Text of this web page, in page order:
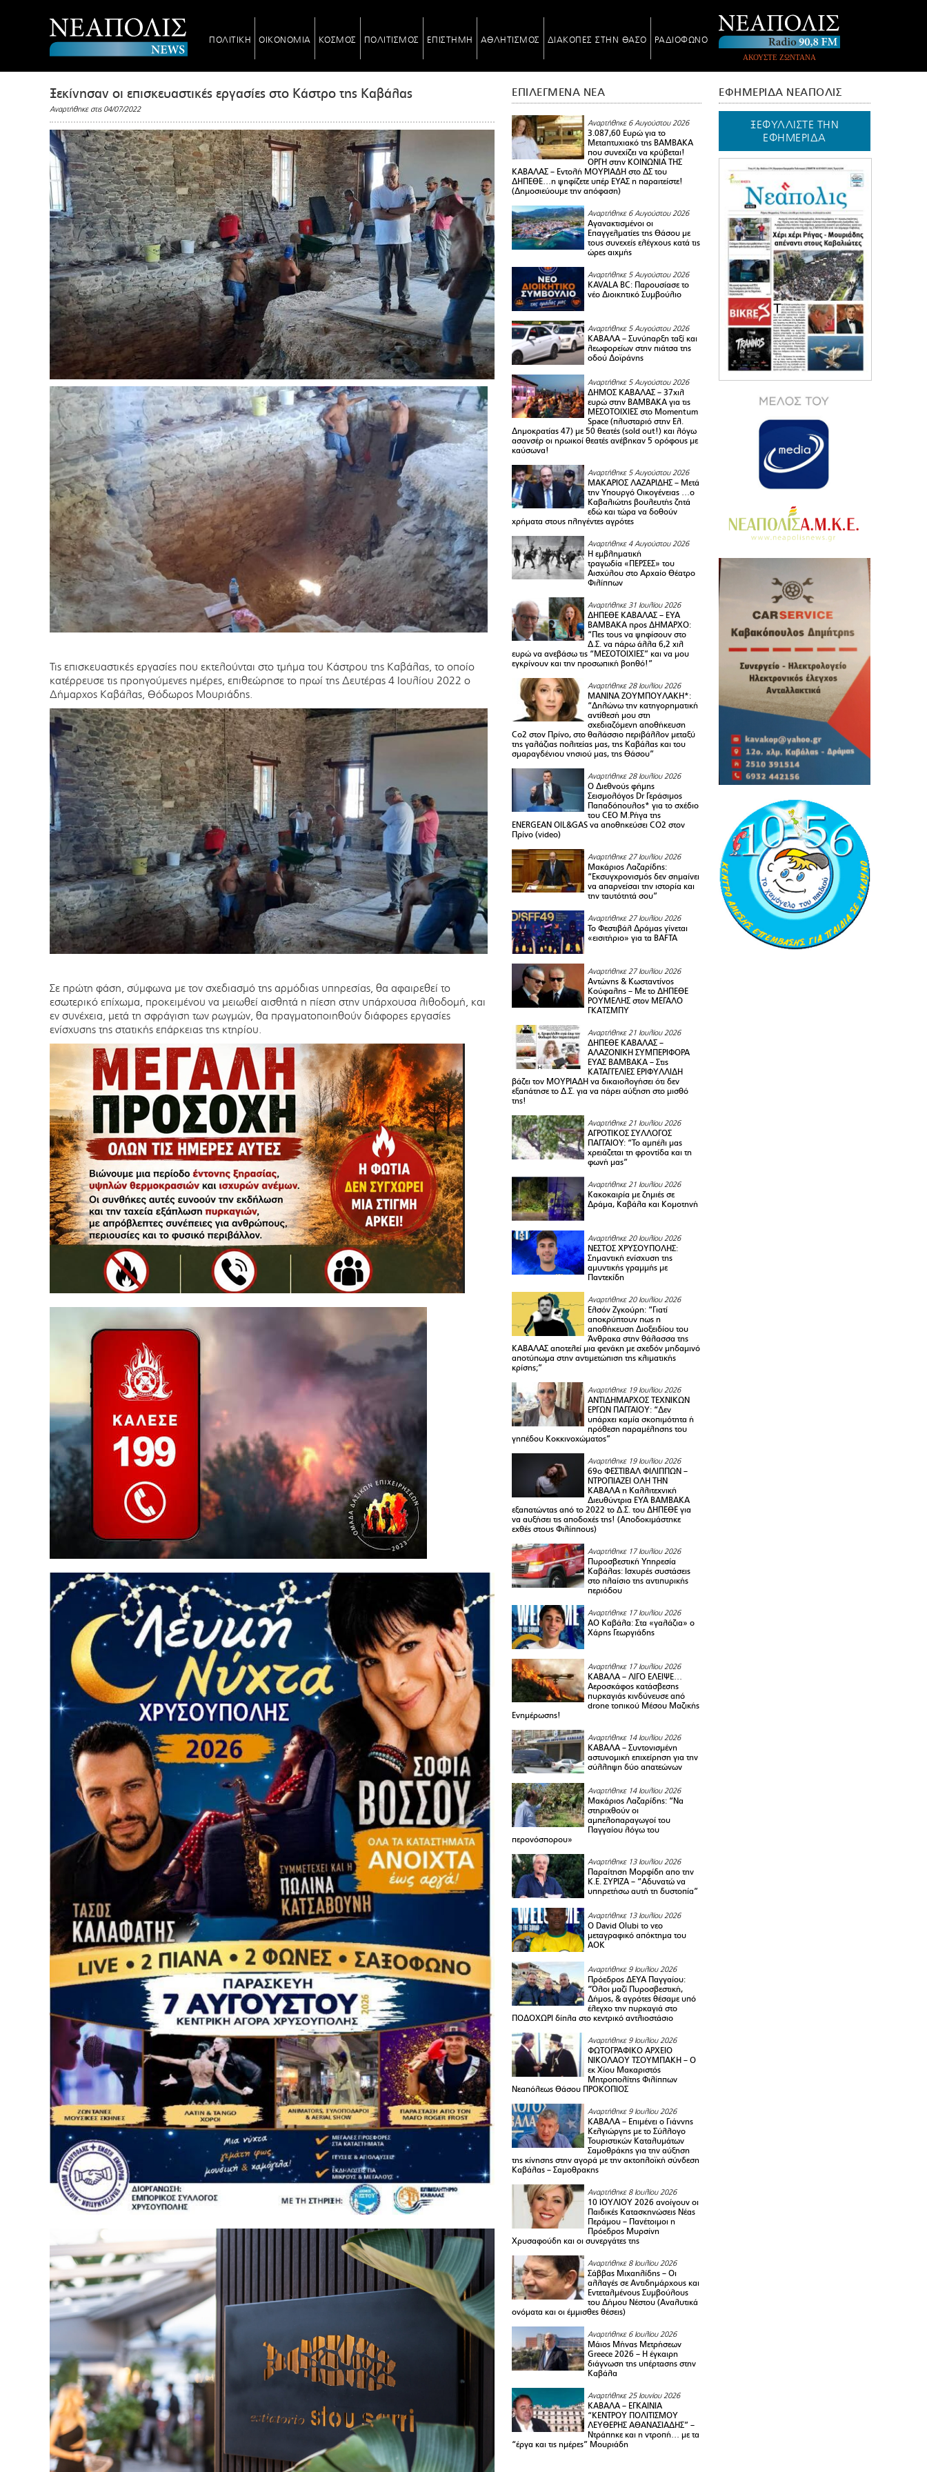
ΠΟΛΙΤΙΚΗ ΟΙΚΟΝΟΜΙΑ ΚΟΣΜΟΣ ΠΟΛΙΤΙΣΜΟΣ ΕΠΙΣΤΗΜΗ ΑΘΛΗΤΙΣΜΟΣ ΔΙΑΚΟΠΕΣ ΣΤΗΝ ΘΑΣΟ ΡΑΔΙΟΦΩΝΟ
ΑΚΟΥΣΤΕ ΖΩΝΤΑΝΑ
Ξεκίνησαν οι επισκευαστικές εργασίες στο Κάστρο της Καβάλας
Αναρτήθηκε στις 04/07/2022
Τις επισκευαστικές εργασίες που εκτελούνται στο τμήμα του Κάστρου της Καβάλας, το οποίο
κατέρρευσε τις προηγούμενες ημέρες, επιθεώρησε το πρωί της Δευτέρας 4 Ιουλίου 2022 ο
Δήμαρχος Καβάλας, Θόδωρος Μουριάδης.
Σε πρώτη φάση, σύμφωνα με τον σχεδιασμό της αρμόδιας υπηρεσίας, θα αφαιρεθεί το
εσωτερικό επίχωμα, προκειμένου να μειωθεί αισθητά η πίεση στην υπάρχουσα λιθοδομή, και
εν συνέχεια, μετά τη σφράγιση των ρωγμών, θα πραγματοποιηθούν διάφορες εργασίες
ενίσχυσης της στατικής επάρκειας της κτηρίου.
ΕΠΙΛΕΓΜΕΝΑ ΝΕΑ
Αναρτήθηκε 6 Αυγούστου 2026
3.087,60 Ευρώ για το
Μεταπτυχιακό της ΒΑΜΒΑΚΑ
που συνεχίζει να κρύβεται!
ΟΡΓΗ στην ΚΟΙΝΩΝΙΑ ΤΗΣ
ΚΑΒΑΛΑΣ – Εντολή ΜΟΥΡΙΑΔΗ στο ΔΣ του
ΔΗΠΕΘΕ…η ψηφίζετε υπέρ ΕΥΑΣ η παραιτείστε!
(Δημοσιεύουμε την απόφαση)
Αναρτήθηκε 6 Αυγούστου 2026
Αγανακτισμένοι οι
Επαγγελματίες της Θάσου με
τους συνεχείς ελέγχους κατά τις
ώρες αιχμής
Αναρτήθηκε 5 Αυγούστου 2026
KAVALA BC: Παρουσίασε το
νέο Διοικητικό Συμβούλιο
Αναρτήθηκε 5 Αυγούστου 2026
ΚΑΒΑΛΑ – Συνύπαρξη ταξί και
λεωφορείων στην πιάτσα της
οδού Δοϊράνης
Αναρτήθηκε 5 Αυγούστου 2026
ΔΗΜΟΣ ΚΑΒΑΛΑΣ – 37χιλ
ευρώ στην ΒΑΜΒΑΚΑ για τις
ΜΕΣΟΤΟΙΧΙΕΣ στο Momentum
Space (πλυσταριό στην Ελ.
Δημοκρατίας 47) με 50 θεατές (sold out!) και λόγω
ασανσέρ οι ηρωικοί θεατές ανέβηκαν 5 ορόφους με
καύσωνα!
Αναρτήθηκε 5 Αυγούστου 2026
ΜΑΚΑΡΙΟΣ ΛΑΖΑΡΙΔΗΣ – Μετά
την Υπουργό Οικογένειας …ο
Καβαλιώτης βουλευτής ζητά
εδώ και τώρα να δοθούν
χρήματα στους πληγέντες αγρότες
Αναρτήθηκε 4 Αυγούστου 2026
Η εμβληματική
τραγωδία «ΠΕΡΣΕΣ» του
Αισχύλου στο Αρχαίο Θέατρο
Φιλίππων
Αναρτήθηκε 31 Ιουλίου 2026
ΔΗΠΕΘΕ ΚΑΒΑΛΑΣ – ΕΥΑ
ΒΑΜΒΑΚΑ προς ΔΗΜΑΡΧΟ:
“Πες τους να ψηφίσουν στο
Δ.Σ. να πάρω άλλα 6,2 χιλ
ευρώ να ανεβάσω τις “ΜΕΣΟΤΟΙΧΙΕΣ” και να μου
εγκρίνουν και την προσωπική βοηθό!”
Αναρτήθηκε 28 Ιουλίου 2026
ΜΑΝΙΝΑ ΖΟΥΜΠΟΥΛΑΚΗ*:
“Δηλώνω την κατηγορηματική
αντίθεσή μου στη
σχεδιαζόμενη αποθήκευση
Co2 στον Πρίνο, στο θαλάσσιο περιβάλλον μεταξύ
της γαλάζιας πολιτείας μας, της Καβάλας και του
σμαραγδένιου νησιού μας, της Θάσου”
Αναρτήθηκε 28 Ιουλίου 2026
Ο Διεθνούς φήμης
Σεισμολόγος Dr Γεράσιμος
Παπαδόπουλος* για το σχέδιο
του CEO M.Ρήγα της
ENERGEAN OIL&GAS να αποθηκεύσει CO2 στον
Πρίνο (video)
Αναρτήθηκε 27 Ιουλίου 2026
Μακάριος Λαζαρίδης:
“Εκσυγχρονισμός δεν σημαίνει
να απαρνείσαι την ιστορία και
την ταυτότητά σου”
Αναρτήθηκε 27 Ιουλίου 2026
Το Φεστιβάλ Δράμας γίνεται
«εισιτήριο» για τα BAFTA
Αναρτήθηκε 27 Ιουλίου 2026
Αντώνης & Κωσταντίνος
Κούφαλης – Με το ΔΗΠΕΘΕ
ΡΟΥΜΕΛΗΣ στον ΜΕΓΑΛΟ
ΓΚΑΤΣΜΠΥ
Αναρτήθηκε 21 Ιουλίου 2026
ΔΗΠΕΘΕ ΚΑΒΑΛΑΣ –
ΑΛΑΖΟΝΙΚΗ ΣΥΜΠΕΡΙΦΟΡΑ
ΕΥΑΣ ΒΑΜΒΑΚΑ – Στις
ΚΑΤΑΓΓΕΛΙΕΣ ΕΡΙΦΥΛΛΙΔΗ
βάζει τον ΜΟΥΡΙΑΔΗ να δικαιολογήσει ότι δεν
εξαπάτησε το Δ.Σ. για να πάρει αύξηση στο μισθό
της!
Αναρτήθηκε 21 Ιουλίου 2026
ΑΓΡΟΤΙΚΟΣ ΣΥΛΛΟΓΟΣ
ΠΑΓΓΑΙΟY: “Το αμπέλι μας
χρειάζεται τη φροντίδα και τη
φωνή μας”
Αναρτήθηκε 21 Ιουλίου 2026
Κακοκαιρία με ζημιές σε
Δράμα, Καβάλα και Κομοτηνή
Αναρτήθηκε 20 Ιουλίου 2026
ΝΕΣΤΟΣ ΧΡΥΣΟΥΠΟΛΗΣ:
Σημαντική ενίσχυση της
αμυντικής γραμμής με
Παντεκίδη
Αναρτήθηκε 20 Ιουλίου 2026
Ελσόν Ζγκούρη: “Γιατί
αποκρύπτουν πως η
αποθήκευση Διοξειδίου του
Άνθρακα στην θάλασσα της
ΚΑΒΑΛΑΣ αποτελεί μια φενάκη με σχεδόν μηδαμινό
αποτύπωμα στην αντιμετώπιση της κλιματικής
κρίσης;”
Αναρτήθηκε 19 Ιουλίου 2026
ΑΝΤΙΔΗΜΑΡΧΟΣ ΤΕΧΝΙΚΩΝ
ΕΡΓΩΝ ΠΑΓΓΑΙΟΥ: “Δεν
υπάρχει καμία σκοπιμότητα ή
πρόθεση παραμέλησης του
γηπέδου Κοκκινοχώματος”
Αναρτήθηκε 19 Ιουλίου 2026
69ο ΦΕΣΤΙΒΑΛ ΦΙΛΙΠΠΩΝ –
ΝΤΡΟΠΙΑΖΕΙ ΟΛΗ ΤΗΝ
ΚΑΒΑΛΑ η Καλλιτεχνική
Διευθύντρια ΕΥΑ ΒΑΜΒΑΚΑ
εξαπατώντας από το 2022 το Δ.Σ. του ΔΗΠΕΘΕ για
να αυξήσει τις αποδοχές της! (Αποδοκιμάστηκε
εχθές στους Φιλίππους)
Αναρτήθηκε 17 Ιουλίου 2026
Πυροσβεστική Υπηρεσία
Καβάλας: Ισχυρές συστάσεις
στο πλαίσιο της αντιπυρικής
περιόδου
Αναρτήθηκε 17 Ιουλίου 2026
ΑΟ Καβάλα: Στα «γαλάζια» ο
Χάρης Γεωργιάδης
Αναρτήθηκε 17 Ιουλίου 2026
ΚΑΒΑΛΑ – ΛΙΓΟ ΕΛΕΙΨΕ…
Αεροσκάφος κατάσβεσης
πυρκαγιάς κινδύνευσε από
drone τοπικού Μέσου Μαζικής
Ενημέρωσης!
Αναρτήθηκε 14 Ιουλίου 2026
ΚΑΒΑΛΑ – Συντονισμένη
αστυνομική επιχείρηση για την
σύλληψη δύο απατεώνων
Αναρτήθηκε 14 Ιουλίου 2026
Μακάριος Λαζαρίδης: “Να
στηριχθούν οι
αμπελοπαραγωγοί του
Παγγαίου λόγω του
περονόσπορου»
Αναρτήθηκε 13 Ιουλίου 2026
Παραίτηση Μορφίδη απο την
Κ.Ε. ΣΥΡΙΖΑ – “Αδυνατώ να
υπηρετήσω αυτή τη δυστοπία”
Αναρτήθηκε 13 Ιουλίου 2026
Ο David Olubi το νεο
μεταγραφικό απόκτημα του
ΑΟΚ
Αναρτήθηκε 9 Ιουλίου 2026
Πρόεδρος ΔΕΥΑ Παγγαίου:
“Όλοι μαζί Πυροσβεστική,
Δήμος, & αγρότες θέσαμε υπό
έλεγχο την πυρκαγιά στο
ΠΟΔΟΧΩΡΙ δίπλα στο κεντρικό αντλιοστάσιο
Αναρτήθηκε 9 Ιουλίου 2026
ΦΩΤΟΓΡΑΦΙΚΟ ΑΡΧΕΙΟ
ΝΙΚΟΛΑΟΥ ΤΣΟΥΜΠΑΚΗ – Ο
εκ Χίου Μακαριστός
Μητροπολίτης Φιλίππων
Νεαπόλεως Θάσου ΠΡΟΚΟΠΙΟΣ
Αναρτήθηκε 9 Ιουλίου 2026
ΚΑΒΑΛΑ – Επιμένει ο Γιάννης
Κελγιώργης με το Σύλλογο
Τουριστικών Καταλυμάτων
Σαμοθράκης για την αύξηση
της κίνησης στην αγορά με την ακτοπλοϊκή σύνδεση
Καβάλας – Σαμοθρακης
Αναρτήθηκε 8 Ιουλίου 2026
10 ΙΟΥΛΙΟΥ 2026 ανοίγουν οι
Παιδικές Κατασκηνώσεις Νέας
Περάμου – Πανέτοιμοι η
Πρόεδρος Μυρσίνη
Χρυσαφούδη και οι συνεργάτες της
Αναρτήθηκε 8 Ιουλίου 2026
Σάββας Μιχαηλίδης – Οι
αλλαγές σε Αντιδημάρχους και
Εντεταλμένους Συμβούλους
του Δήμου Νέστου (Αναλυτικά
ονόματα και οι έμμισθες θέσεις)
Αναρτήθηκε 6 Ιουλίου 2026
Μάιος Μήνας Μετρήσεων
Greece 2026 – H έγκαιρη
διάγνωση της υπέρτασης στην
Καβάλα
Αναρτήθηκε 25 Ιουνίου 2026
ΚΑΒΑΛΑ – ΕΓΚΑΙΝΙΑ
“ΚΕΝΤΡΟΥ ΠΟΛΙΤΙΣΜΟΥ
ΛΕΥΘΕΡΗΣ ΑΘΑΝΑΣΙΑΔΗΣ” –
Ντράπηκε και η ντροπή… με τα
“έργα και τις ημέρες” Μουριάδη
ΕΦΗΜΕΡΙΔΑ ΝΕΑΠΟΛΙΣ
ΞΕΦΥΛΛΙΣΤΕ ΤΗΝ
ΕΦΗΜΕΡΙΔΑ